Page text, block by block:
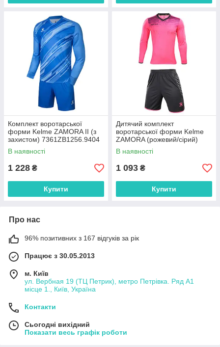
Комплект воротарської
форми Kelme ZAMORA II (з
захистом) 7361ZB1256.9404
В наявності
1 228 ₴
Купити
Дитячий комплект
воротарської форми Kelme
ZAMORA (рожевий/сірий)
3873007.997
В наявності
1 093 ₴
Купити
Про нас
96% позитивних з 167 відгуків за рік
Працює з 30.05.2013
м. Київ
ул. Вербная 19 (ТЦ Петрик), метро Петрівка. Ряд А1
місце 1., Київ, Україна
Контакти
Сьогодні вихідний
Показати весь графік роботи